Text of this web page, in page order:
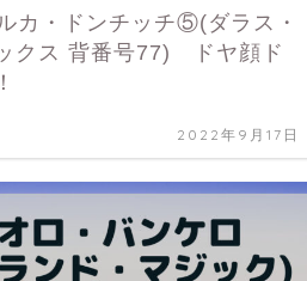
カ・ドンチッチ⑤(ダラス・
クス 背番号77) ドヤ顔ド
2022年9月17日